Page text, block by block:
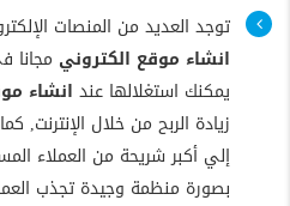
توجد العديد من المنصات
انشاء موقع الكتروني مجانا
يمكنك استغلالها عند انشاء
زيادة الربح من خلال الإنترنت,
إلي أكبر شريحة من العملاء
بصورة منظمة وجيدة تجذب